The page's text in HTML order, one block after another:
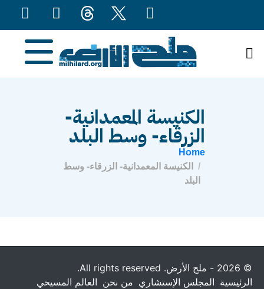
الكنيسة المعمدانية-
الزرقاء- وسط البلد
Home
الكنيسة المعمدانية- الزرقاء- وسط
البلد
© 2026 - ملح الأرض. All rights reserved.
الرئيسية المجلس الإستشاري من نحن العالم المسيحي